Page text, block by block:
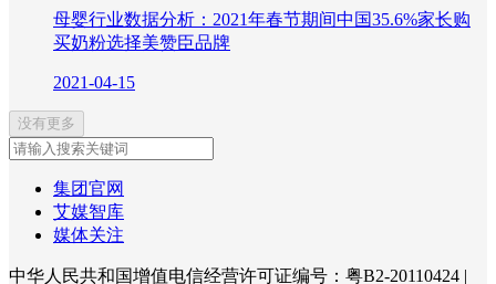
母婴行业数据分析：2021年春节期间中国35.6%家长购
买奶粉选择美赞臣品牌
2021-04-15
没有更多
集团官网
艾媒智库
媒体关注
中华人民共和国增值电信经营许可证编号：粤B2-20110424 |